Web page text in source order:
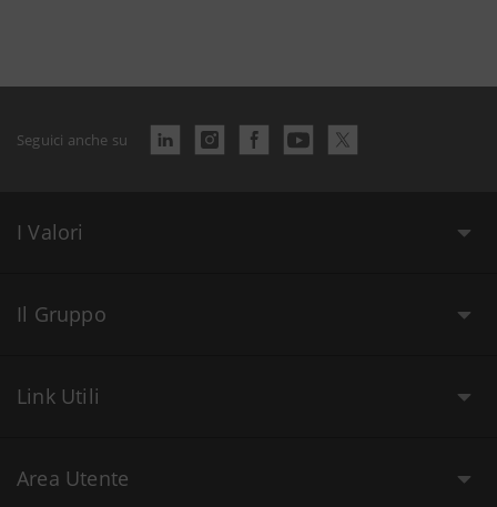
Seguici anche su
I Valori
Il Gruppo
Link Utili
Area Utente